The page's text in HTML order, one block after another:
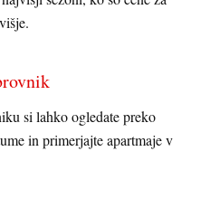
si lahko ogledate preko
in primerjajte apartmaje v